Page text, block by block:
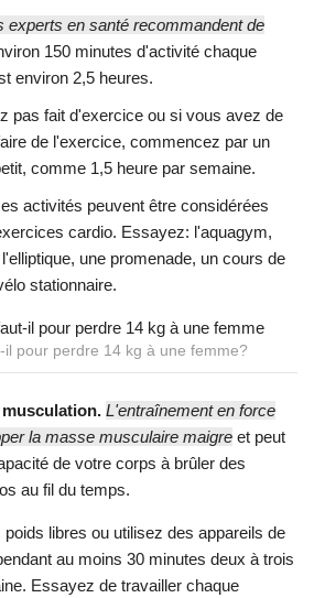
experts en santé recommandent de
150 minutes d'activité chaque
environ 2,5 heures.
pas fait d'exercice ou si vous avez de
de l'exercice, commencez par un
comme 1,5 heure par semaine.
activités peuvent être considérées
cardio. Essayez: l'aquagym,
une promenade, un cours de
stationnaire.
pour perdre 14 kg à une femme?
L'entraînement en force
la masse musculaire maigre et peut
de votre corps à brûler des
au fil du temps.
poids libres ou utilisez des appareils de
au moins 30 minutes deux à trois
Essayez de travailler chaque